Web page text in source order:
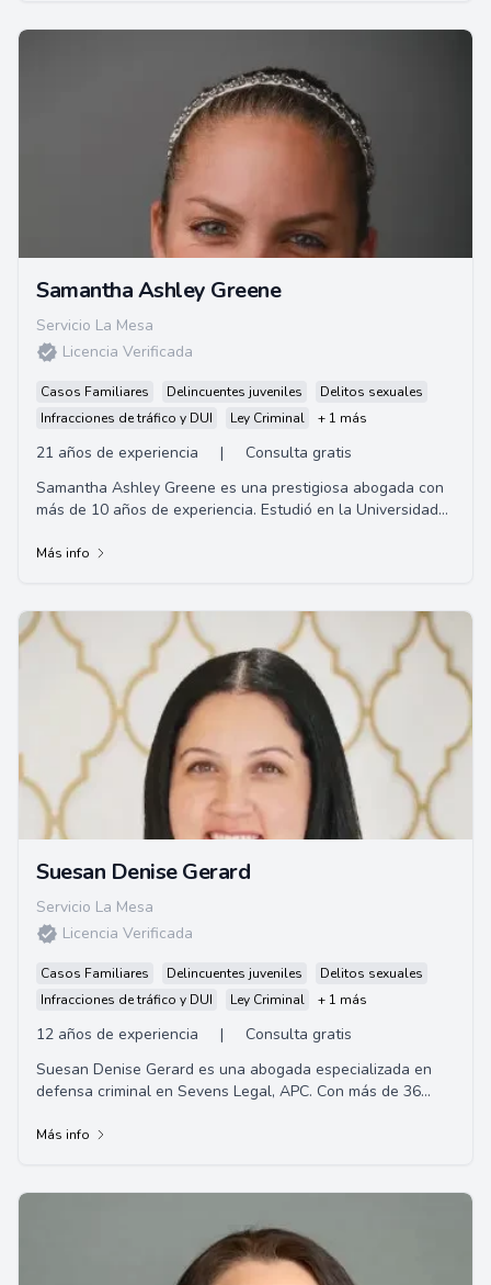
Samantha Ashley Greene
Servicio La Mesa
Licencia Verificada
Casos Familiares Delincuentes juveniles
Delitos sexuales
Infracciones de tráfico y DUI
Ley Criminal + 1 más
21 años de experiencia |
Consulta gratis
Samantha Ashley Greene es una prestigiosa abogada con
más de 10 años de experiencia. Estudió en la Universidad
Más info
Suesan Denise Gerard
Servicio La Mesa
Licencia Verificada
Casos Familiares Delincuentes juveniles
Delitos sexuales
Infracciones de tráfico y DUI
Ley Criminal + 1 más
12 años de experiencia |
Consulta gratis
Suesan Denise Gerard es una abogada especializada en
defensa criminal en Sevens Legal, APC. Con más de 36
Más info